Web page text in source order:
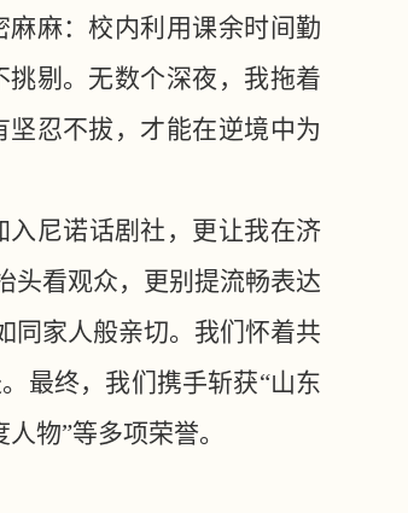
麻：校内利用课余时间勤
剔。无数个深夜，我拖着
忍不拔，才能在逆境中为
尼诺话剧社，更让我在济
头看观众，更别提流畅表达
同家人般亲切。我们怀着共
最终，我们携手斩获“山东
物”等多项荣誉。